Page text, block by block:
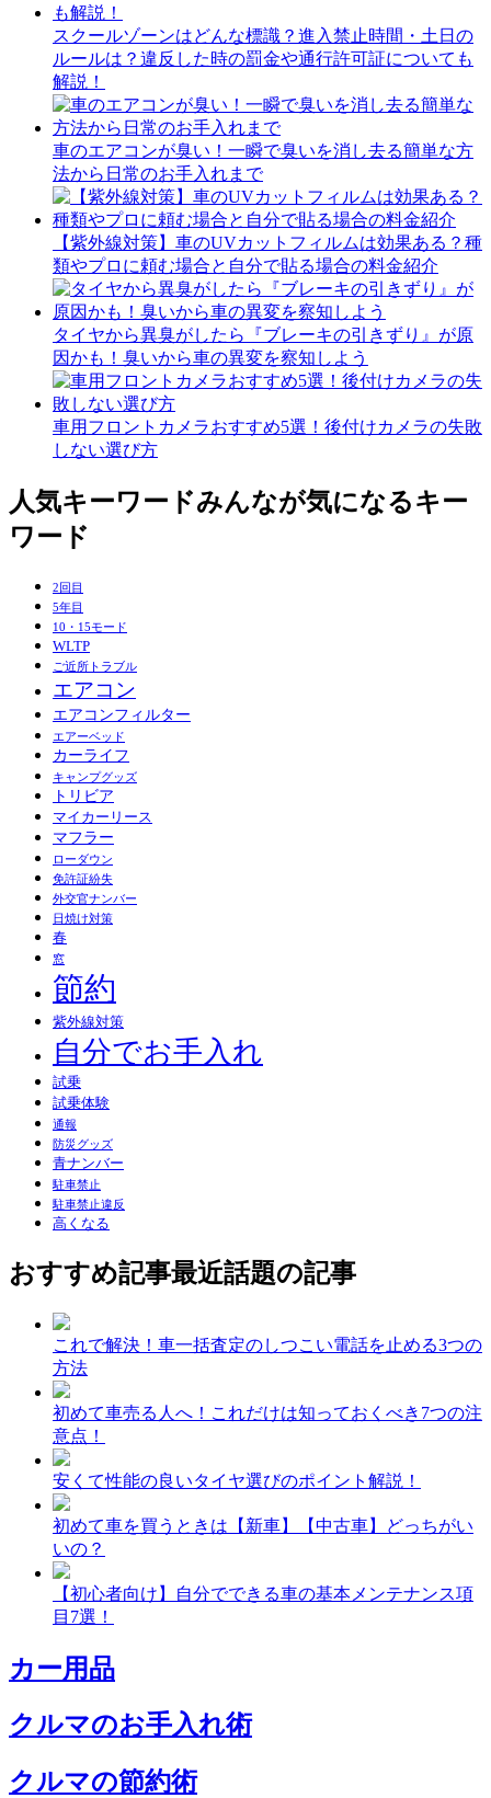
スクールゾーンはどんな標識？進入禁止時間・土日の
ルールは？違反した時の罰金や通行許可証についても
解説！
車のエアコンが臭い！一瞬で臭いを消し去る簡単な方
法から日常のお手入れまで
【紫外線対策】車のUVカットフィルムは効果ある？種
類やプロに頼む場合と自分で貼る場合の料金紹介
タイヤから異臭がしたら『ブレーキの引きずり』が原
因かも！臭いから車の異変を察知しよう
車用フロントカメラおすすめ5選！後付けカメラの失敗
しない選び方
人気キーワードみんなが気になるキー
ワード
2回目
5年目
10・15モード
WLTP
ご近所トラブル
エアコン
エアコンフィルター
エアーベッド
カーライフ
キャンプグッズ
トリビア
マイカーリース
マフラー
ローダウン
免許証紛失
外交官ナンバー
日焼け対策
春
窓
節約
紫外線対策
自分でお手入れ
試乗
試乗体験
通報
防災グッズ
青ナンバー
駐車禁止
駐車禁止違反
高くなる
おすすめ記事最近話題の記事
これで解決！車一括査定のしつこい電話を止める3つの
方法
初めて車売る人へ！これだけは知っておくべき7つの注
意点！
安くて性能の良いタイヤ選びのポイント解説！
初めて車を買うときは【新車】【中古車】どっちがい
いの？
【初心者向け】自分でできる車の基本メンテナンス項
目7選！
カー用品
クルマのお手入れ術
クルマの節約術